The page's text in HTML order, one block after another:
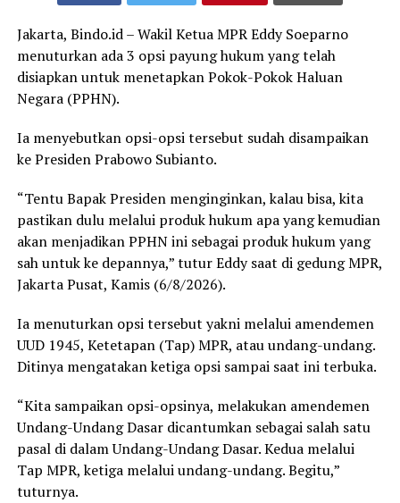
Jakarta, Bindo.id – Wakil Ketua MPR Eddy Soeparno
menuturkan ada 3 opsi payung hukum yang telah
disiapkan untuk menetapkan Pokok-Pokok Haluan
Negara (PPHN).
Ia menyebutkan opsi-opsi tersebut sudah disampaikan
ke Presiden Prabowo Subianto.
“Tentu Bapak Presiden menginginkan, kalau bisa, kita
pastikan dulu melalui produk hukum apa yang kemudian
akan menjadikan PPHN ini sebagai produk hukum yang
sah untuk ke depannya,” tutur Eddy saat di gedung MPR,
Jakarta Pusat, Kamis (6/8/2026).
Ia menuturkan opsi tersebut yakni melalui amendemen
UUD 1945, Ketetapan (Tap) MPR, atau undang-undang.
Ditinya mengatakan ketiga opsi sampai saat ini terbuka.
“Kita sampaikan opsi-opsinya, melakukan amendemen
Undang-Undang Dasar dicantumkan sebagai salah satu
pasal di dalam Undang-Undang Dasar. Kedua melalui
Tap MPR, ketiga melalui undang-undang. Begitu,”
tuturnya.